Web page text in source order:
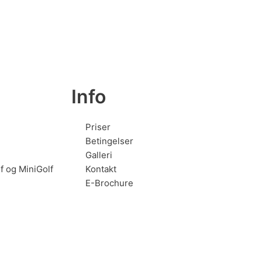
og MiniGolf
Info
Priser
Betingelser
Galleri
Kontakt
E-Brochure